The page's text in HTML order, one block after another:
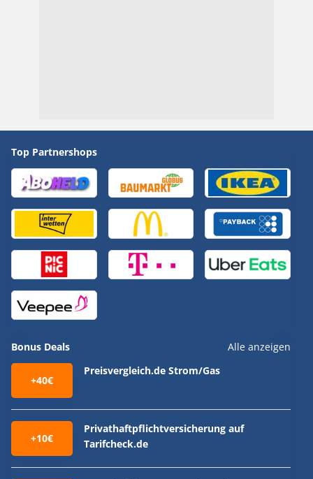
Top Partnershops
Bonus Deals Alle anzeigen
+40€
Preisvergleich.de Strom/Gas
+10€
Privathaftpflichtversicherung auf
Tarifcheck.de